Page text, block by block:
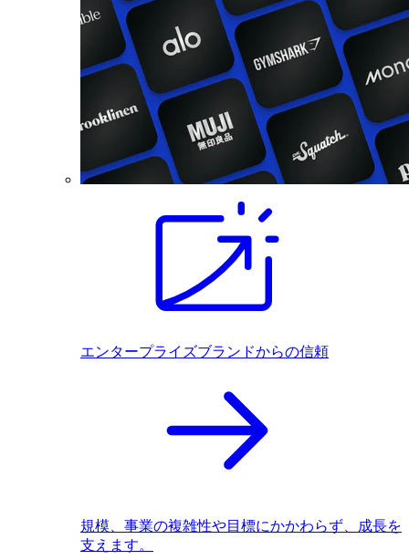
エンタープライズブランドからの信頼
規模、事業の複雑性や目標にかかわらず、成長を
支えます。